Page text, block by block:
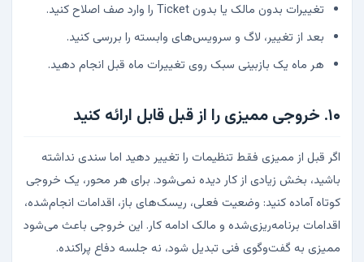
تغییرات بدون مالک یا بدون Ticket را وارد صف اصلاح کنید.
بعد از تغییر، لاگ و سرویس‌های وابسته را بررسی کنید.
هر ماه یک بازبینی سبک روی تغییرات ماه قبل انجام دهید.
۱۰. خروجی ممیزی را از قبل قابل ارائه کنید
اگر قبل از ممیزی فقط تنظیمات را تغییر دهید اما سندی نداشته
باشید، بخش زیادی از کار دیده نمی‌شود. برای هر محور، یک خروجی
کوتاه آماده کنید: وضعیت فعلی، ریسک‌های باز، اقدامات انجام‌شده،
اقدامات برنامه‌ریزی‌شده و مالک ادامه کار. این خروجی باعث می‌شود
ممیزی به گفت‌وگوی فنی تبدیل شود، نه جلسه دفاع پراکنده.